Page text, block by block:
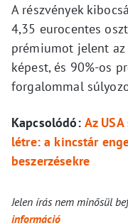
A részvények
4,35 eurocentes
prémiumot jelent
képest, és 90%-os
forgalommal
Kapcsolódó: Az
létre: a kincstár
beszerzésekre
Jelen írás nem minősül
információ